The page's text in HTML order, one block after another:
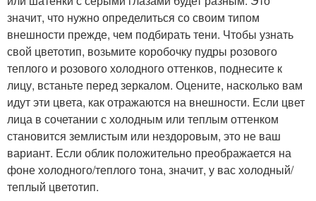
значит, что нужно определиться со своим типом
внешности прежде, чем подбирать тени. Чтобы узнать
свой цветотип, возьмите коробочку пудры розового
теплого и розового холодного оттенков, поднесите к
лицу, встаньте перед зеркалом. Оцените, насколько вам
идут эти цвета, как отражаются на внешности. Если цвет
лица в сочетании с холодным или теплым оттенком
становится землистым или нездоровым, это не ваш
вариант. Если облик положительно преображается на
фоне холодного/теплого тона, значит, у вас холодный/
теплый цветотип.